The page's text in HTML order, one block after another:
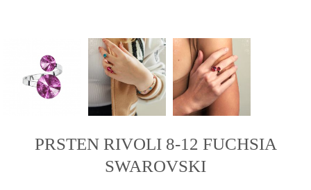
PRSTEN RIVOLI 8-12 FUCHSIA
SWAROVSKI